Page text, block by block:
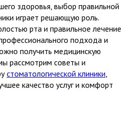
здоровья, выбор правильной
играет решающую роль.
рта и правильное лечение
подхода и
получить медицинскую
рассмотрим советы и
стоматологической клиники
качество услуг и комфорт